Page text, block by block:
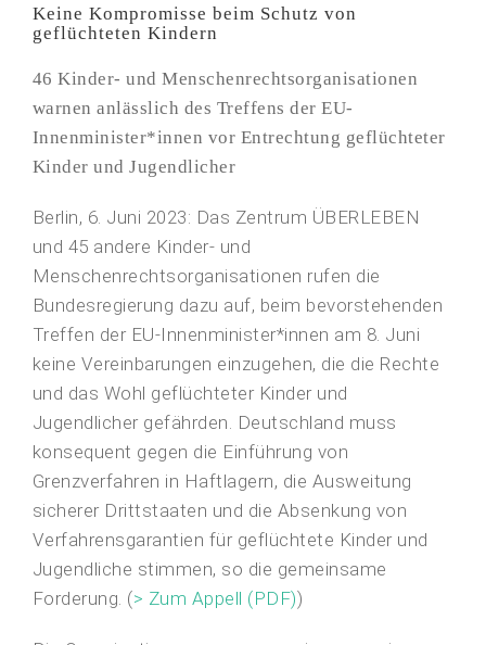
Keine Kompromisse beim Schutz von
geflüchteten Kindern
46 Kinder- und Menschenrechtsorganisationen
warnen anlässlich des Treffens der EU-
Innenminister*innen vor Entrechtung geflüchteter
Kinder und Jugendlicher
Berlin, 6. Juni 2023: Das Zentrum ÜBERLEBEN
und 45 andere Kinder- und
Menschenrechtsorganisationen rufen die
Bundesregierung dazu auf, beim bevorstehenden
Treffen der EU-Innenminister*innen am 8. Juni
keine Vereinbarungen einzugehen, die die Rechte
und das Wohl geflüchteter Kinder und
Jugendlicher gefährden. Deutschland muss
konsequent gegen die Einführung von
Grenzverfahren in Haftlagern, die Ausweitung
sicherer Drittstaaten und die Absenkung von
Verfahrensgarantien für geflüchtete Kinder und
Jugendliche stimmen, so die gemeinsame
Forderung. (> Zum Appell (PDF))